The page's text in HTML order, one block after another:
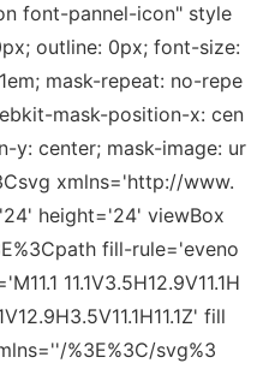
font-pannel-icon" style
outline: 0px; font-size:
mask-repeat: no-repe
mask-position-x: cen
y: center; mask-image: ur
xmlns='http://www.
'24' height='24' viewBox
fill-rule='eveno
'M11.1 11.1V3.5H12.9V11.1H
' fill
''/%3E%3C/svg%3